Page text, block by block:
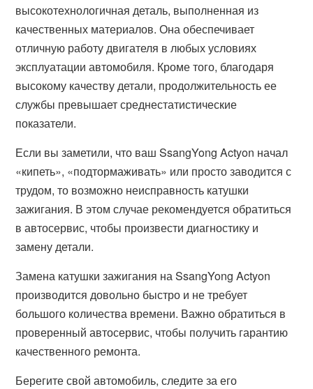
высокотехнологичная деталь, выполненная из
качественных материалов. Она обеспечивает
отличную работу двигателя в любых условиях
эксплуатации автомобиля. Кроме того, благодаря
высокому качеству детали, продолжительность ее
службы превышает среднестатистические
показатели.
Если вы заметили, что ваш SsangYong Actyon начал
«кипеть», «подтормаживать» или просто заводится с
трудом, то возможно неисправность катушки
зажигания. В этом случае рекомендуется обратиться
в автосервис, чтобы произвести диагностику и
замену детали.
Замена катушки зажигания на SsangYong Actyon
производится довольно быстро и не требует
большого количества времени. Важно обратиться в
проверенный автосервис, чтобы получить гарантию
качественного ремонта.
Берегите свой автомобиль, следите за его